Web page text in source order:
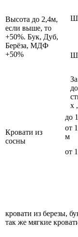
Высота до 2,4м,
если выше, то
+50%. Бук, Дуб,
Берёза, МДФ
+50%
х
Кровати из
сосны
до
от
м
от
кровати из березы,
так же мягкие